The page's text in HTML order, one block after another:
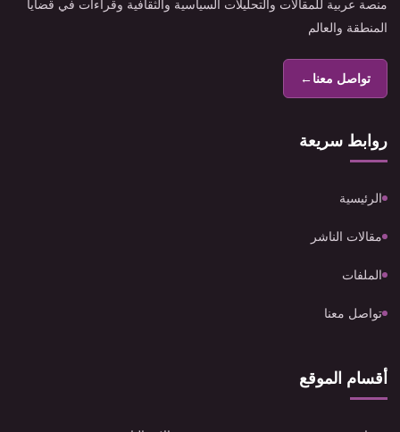
منصة عربية للمقالات والتحليلات السياسية والثقافية وقراءات في قضايا
المنطقة والعالم
تواصل معنا←
روابط سريعة
الرئيسية
مقالات الناشر
الملفات
تواصل معنا
أقسام الموقع